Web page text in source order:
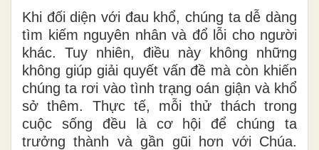
Khi đối diện với đau khổ, chúng ta dễ dàng
tìm kiếm nguyên nhân và đổ lỗi cho người
khác. Tuy nhiên, điều này không những
không giúp giải quyết vấn đề mà còn khiến
chúng ta rơi vào tình trạng oán giận và khổ
sở thêm. Thực tế, mỗi thử thách trong
cuộc sống đều là cơ hội để chúng ta
trưởng thành và gần gũi hơn với Chúa.